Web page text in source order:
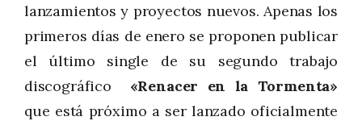
lanzamientos y proyectos nuevos. Apenas los
primeros días de enero se proponen publicar
el último single de su segundo trabajo
discográfico «Renacer en la Tormenta»
que está próximo a ser lanzado oficialmente